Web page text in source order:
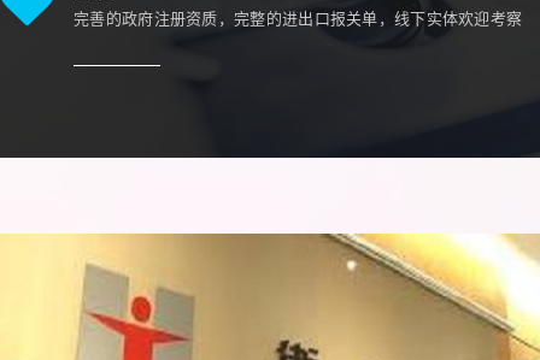
完善的政府注册资质，完整的进出口报关单，线下实体欢迎考察